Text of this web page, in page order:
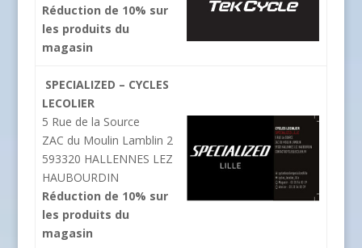
Réduction de 10% sur
les produits du
magasin
SPECIALIZED – CYCLES
LECOLIER
5 Rue de la Source
ZAC du Moulin Lamblin 2
593320 HALLENNES LEZ
HAUBOURDIN
Réduction de 10% sur
les produits du
magasin